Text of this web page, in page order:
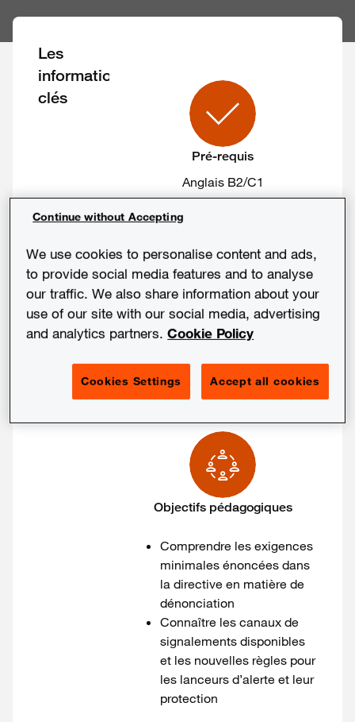
Les
informations
clés
Pré-requis
Anglais B2/C1
Public cible
Conformité
Finance
Juridique
Objectifs pédagogiques
Comprendre les exigences
minimales énoncées dans
la directive en matière de
dénonciation
Connaître les canaux de
signalements disponibles
et les nouvelles règles pour
les lanceurs d’alerte et leur
protection
We use cookies to personalise content and ads,
to provide social media features and to analyse
our traffic. We also share information about your
use of our site with our social media, advertising
and analytics partners.Cookie Policy
Cookies Settings Accept all cookies
Continue without Accepting